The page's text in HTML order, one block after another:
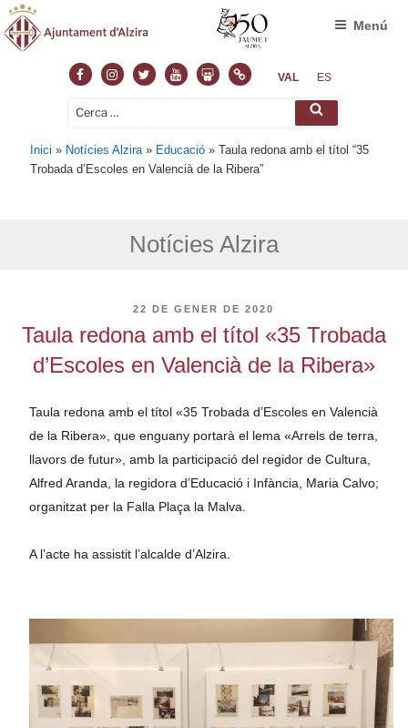
FacebookInstagram
TwitterYoutubeSlideshare
NormasVAL ES
Cerca: Cerca
Menú
Inici » Notícies Alzira » Educació »Taula redona amb el títol “35
Trobada d’Escoles en Valencià de la Ribera”
Notícies Alzira
PUBLICAT
22 DE GENER DE 2020
Taula redona amb el títol «35 Trobada
d’Escoles en Valencià de la Ribera»
Taula redona amb el títol «35 Trobada d’Escoles en Valencià
de la Ribera», que enguany portarà el lema «Arrels de terra,
llavors de futur», amb la participació del regidor de Cultura,
Alfred Aranda, la regidora d’Educació i Infància, Maria Calvo;
organitzat per la Falla Plaça la Malva.
A l’acte ha assistit l’alcalde d’Alzira.